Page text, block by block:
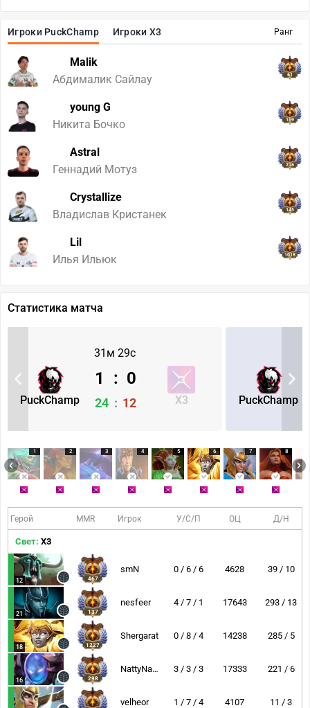
Ранг
Игроки PuckChamp Игроки X3
Malik
Абдималик Сайлау
61
young G
Никита Бочко
159
Astral
Геннадий Мотуз
216
Crystallize
Владислав Кристанек
145
Lil
Илья Ильюк
1018
Статистика матча
31м 29с
PuckChamp X3
1 : 0
24 : 12 PuckChamp
1 2 3 4 5 6 7 8
Герой MMR Игрок У/С/П ОЦ Д/Н
Свет: X3
12 467
smN 0 / 6 / 6 4628 39 / 10
21 137
nesfeer 4 / 7 / 1 17643 293 / 13
18 1227
Shergarat 0 / 8 / 4 14238 285 / 5
16 298
NattyNarwhal 3 / 3 / 3 17333 221 / 6
velheor 1 / 7 / 4 4107 11 / 3